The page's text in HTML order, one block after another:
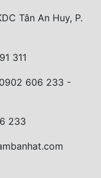
Tân An Huy, P.
311
0902 606 233 -
233